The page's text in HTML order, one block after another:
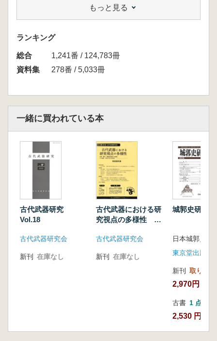
嶋谷和彦 近世・堺の寺墓と三昧場
佐藤浩司 葬制からみた小倉城下町の近世墓地
紙上報告
梅村忠志 江戸の近世墓地
庄田知充 加賀藩主前田家墓所とその家臣団の
近世墓地
須藤 梢 桑名城下町の近世墓地 法盛寺の調
査事例を中心として
ついて 潜伏キリシタンと仏教徒の墓
稲原昭嘉 明石市の近世墓地 雲晴寺跡、源太
塚の調査から
中森 祥 山陰における近世墓地の考古学的検
吉田 寛 大分県下における近世墓地発掘調査
の成果について 女狐近世墓地・中尾近世墓地
美濃口雅朗 熊本市智照院細川家墓所 熊本藩
上級武士一族墓の調査
もっと見る
ランキング
総合
1,241番 / 124,783冊
資料集
278番 / 5,033冊
一緒に買われている本
古代武器研究
Vol.18
古代武器研究会
新刊 在庫なし
古代武器における研
究視点の多様性 材
進化の意義とその調
相
古代武器研究会
新刊 在庫なし
城郭史研究
日本城郭史学
東京堂出版
新刊 取り寄せ
2,970円
古書 1 点
2,530 円